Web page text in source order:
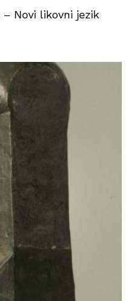
Novi likovni jezik